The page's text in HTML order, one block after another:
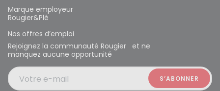
Marque employeur
Rougier&Plé
Nos offres d’emploi
Rejoignez la communauté Rougier et ne
manquez aucune opportunité
Votre e-mail